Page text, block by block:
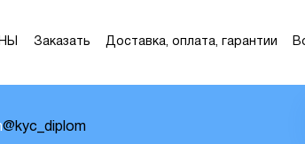
Заказать Доставка, оплата, гарантии
@kyc_diplom